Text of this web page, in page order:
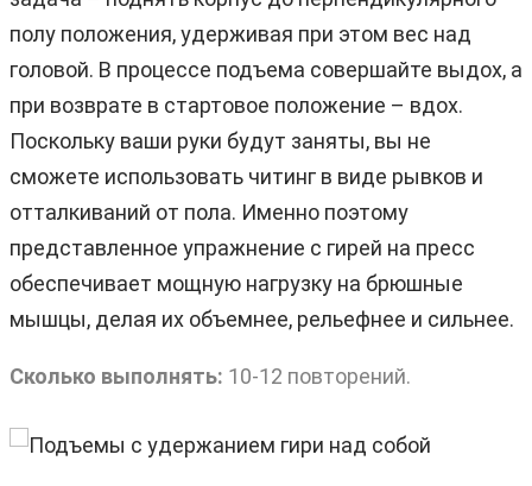
полу положения, удерживая при этом вес над
головой. В процессе подъема совершайте выдох, а
при возврате в стартовое положение – вдох.
Поскольку ваши руки будут заняты, вы не
сможете использовать читинг в виде рывков и
отталкиваний от пола. Именно поэтому
представленное упражнение с гирей на пресс
обеспечивает мощную нагрузку на брюшные
мышцы, делая их объемнее, рельефнее и сильнее.
Сколько выполнять: 10-12 повторений.